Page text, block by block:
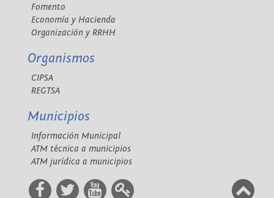
Fomento
Economía y Hacienda
Organización y RRHH
Organismos
CIPSA
REGTSA
Municipios
Información Municipal
ATM técnica a municipios
ATM jurídica a municipios